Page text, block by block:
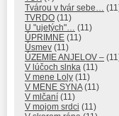
Tvárou v tvár sebe…
TVRDO (11)
U "ujetých"… (11)
ÚPRIMNE (11)
Úsmev (11)
ÚZEMIE ANJELOV –
V lúčoch slnka (11)
V mene Loly (11)
V MENE SYNA(11)
V mlčaní (11)
V mojom srdci (11)